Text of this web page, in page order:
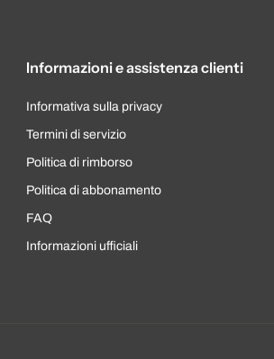
Informazioni e assistenza clienti
Informativa sulla privacy
Termini di servizio
Politica di rimborso
Politica di abbonamento
FAQ
Informazioni ufficiali